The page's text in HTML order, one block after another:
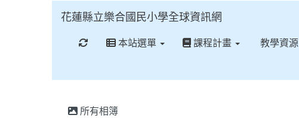
花蓮縣立樂合國民小學全球資訊網
重新取得佈景設定
本站選單 課程計畫 教學資源
所有相簿